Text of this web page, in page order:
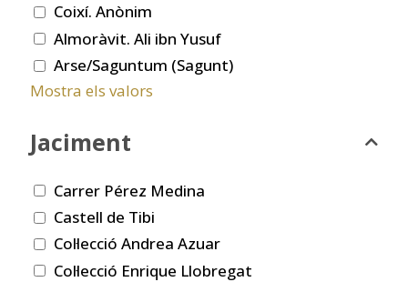
Coixí. Anònim
Almoràvit. Ali ibn Yusuf
Arse/Saguntum (Sagunt)
Mostra els valors
Jaciment
Carrer Pérez Medina
Castell de Tibi
Col·lecció Andrea Azuar
Col·lecció Enrique Llobregat